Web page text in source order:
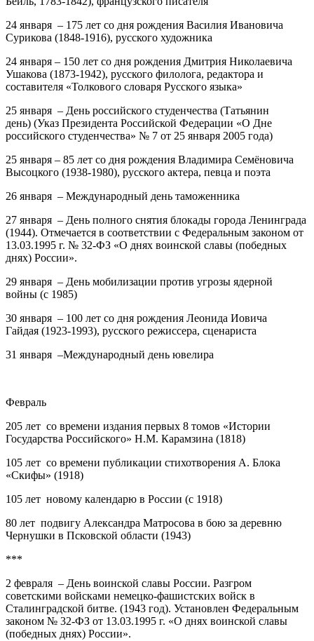
24 января – 175 лет со дня рождения Василия Ивановича
Сурикова (1848-1916), русского художника
24 января – 150 лет со дня рождения Дмитрия Николаевича
Ушакова (1873-1942), русского филолога, редактора и
составителя «Толкового словаря Русского языка»
25 января – День российского студенчества (Татьянин
день) (Указ Президента Российской Федерации «О Дне
российского студенчества» № 7 от 25 января 2005 года)
25 января – 85 лет со дня рождения Владимира Семёновича
Высоцкого (1938-1980), русского актера, певца и поэта
26 января – Международный день таможенника
27 января – День полного снятия блокады города Ленинграда
(1944). Отмечается в соответствии с Федеральным законом от
13.03.1995 г. № 32-ФЗ «О днях воинской славы (победных
днях) России».
29 января – День мобилизации против угрозы ядерной
войны (с 1985)
30 января – 100 лет со дня рождения Леонида Иовича
Гайдая (1923-1993), русского режиссера, сценариста
31 января –Международный день ювелира
Февраль
205 лет со времени издания первых 8 томов «Истории
Государства Российского» Н.М. Карамзина (1818)
105 лет со времени публикации стихотворения А. Блока
«Скифы» (1918)
105 лет новому календарю в России (с 1918)
80 лет подвигу Александра Матросова в бою за деревню
Чернушки в Псковской области (1943)
***
2 февраля – День воинской славы России. Разгром
советскими войсками немецко-фашистских войск в
Сталинградской битве. (1943 год). Установлен Федеральным
законом № 32-ФЗ от 13.03.1995 г. «О днях воинской славы
(победных днях) России».